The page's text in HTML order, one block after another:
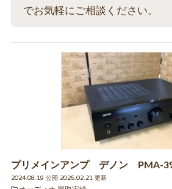
でお気軽にご相談ください。
プリメインアンプ デノン PMA-
2024.08.19 公開 2025.02.21 更新